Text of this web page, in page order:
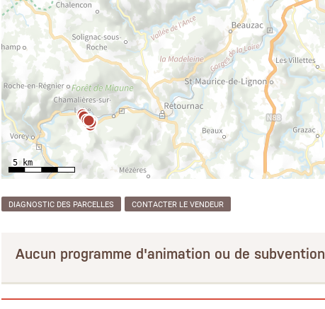
DIAGNOSTIC DES PARCELLES CONTACTER LE VENDEUR
Aucun programme d'animation ou de subvention